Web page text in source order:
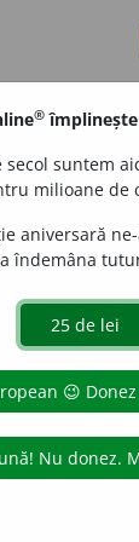
definiții
definiții sunt
dexonline.
se află pe
® împlinește
secol suntem
milioane de
aniversară
îndemâna